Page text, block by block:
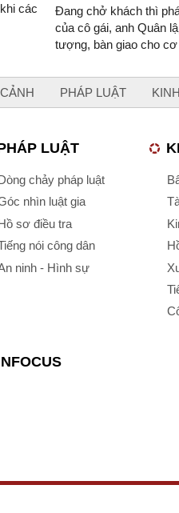
các
Đang chở khách thì
của cô gái, anh Quân
tượng, bàn giao cho
PHÁP LUẬT
LUẬT
chảy pháp luật
nhìn luật gia
sơ điều tra
nói công dân
ninh - Hình sự